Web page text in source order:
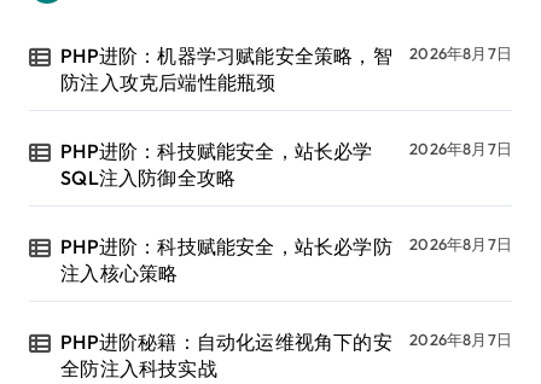
PHP进阶：机器学习赋能安全策略，智
防注入攻克后端性能瓶颈
2026年8月7日
PHP进阶：科技赋能安全，站长必学
SQL注入防御全攻略
2026年8月7日
PHP进阶：科技赋能安全，站长必学防
注入核心策略
2026年8月7日
PHP进阶秘籍：自动化运维视角下的安
全防注入科技实战
2026年8月7日